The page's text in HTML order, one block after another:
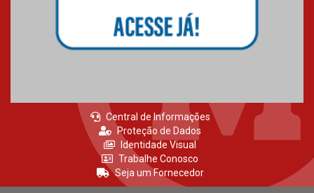
docentes para debater
inovação e desafios da
educação superior
04.08.2026
Central de Informações
Proteção de Dados
Identidade Visual
Trabalhe Conosco
Seja um Fornecedor